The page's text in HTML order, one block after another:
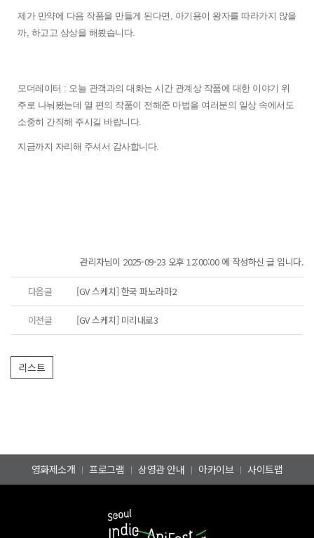
제가 만약에 다음 작품을 만들게 된다면, 아기용이 왕자를 따라가지 않을
까, 하고고 상상을 해봤습니다.
모더레이터 : 오늘 관객과의 대화는 시간 관계상 작품에 대한 이야기 위
주로 나눠봤는데 열 편의 작품이 전해준 마법을 여러분의 일상 속에서도
소중히 간직해 주시길 바랍니다.
지금까지 자리해 주셔서 감사합니다.
관리자님이 2025-09-23 오후 12:00:00 에 작성하신 글 입니다.
다음글 [GV 스케치] 한국 파노라마2
이전글 [GV 스케치] 미리내로3
영화제소개 프로그램 상영관 안내 아카이브 사이트맵